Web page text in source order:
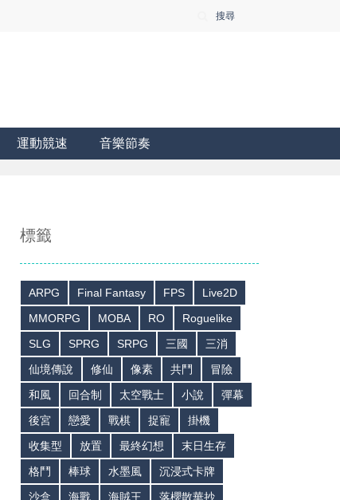
搜尋
運動競速 音樂節奏
標籤
ARPG Final Fantasy FPS
Live2D
MMORPG
MOBA RO
Roguelike
SLG
SPRG SRPG 三國
三消
仙境傳說
修仙 像素 共鬥
冒險
和風
回合制 太空戰士 小說
彈幕
後宮
戀愛 戰棋 捉寵
掛機
收集型
放置 最終幻想
末日生存
格鬥
棒球 水墨風
沉浸式卡牌
沙盒
海戰 海賊王
落櫻散華抄